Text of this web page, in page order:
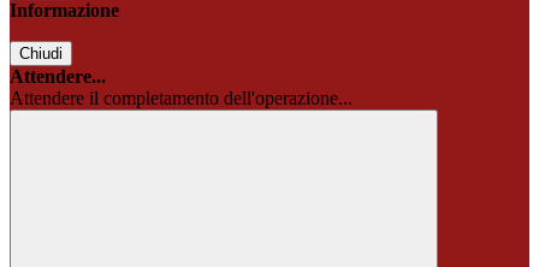
Informazione
Chiudi
Attendere...
Attendere il completamento dell'operazione...